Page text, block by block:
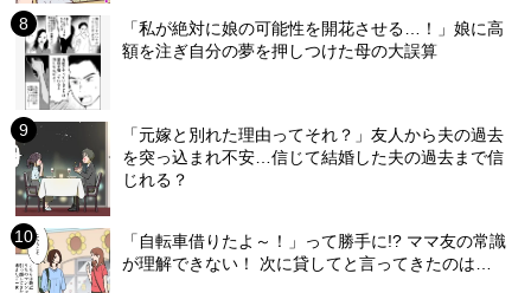
「私が絶対に娘の可能性を開花させる…！」娘に高
額を注ぎ自分の夢を押しつけた母の大誤算
「元嫁と別れた理由ってそれ？」友人から夫の過去
を突っ込まれ不安…信じて結婚した夫の過去まで信
じれる？
「自転車借りたよ～！」って勝手に!? ママ友の常識
が理解できない！ 次に貸してと言ってきたのは…